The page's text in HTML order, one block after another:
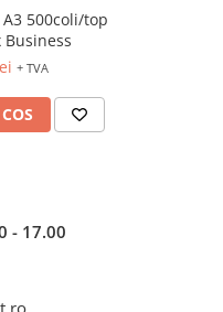
500coli/top
Business
+ TVA
- 17.00